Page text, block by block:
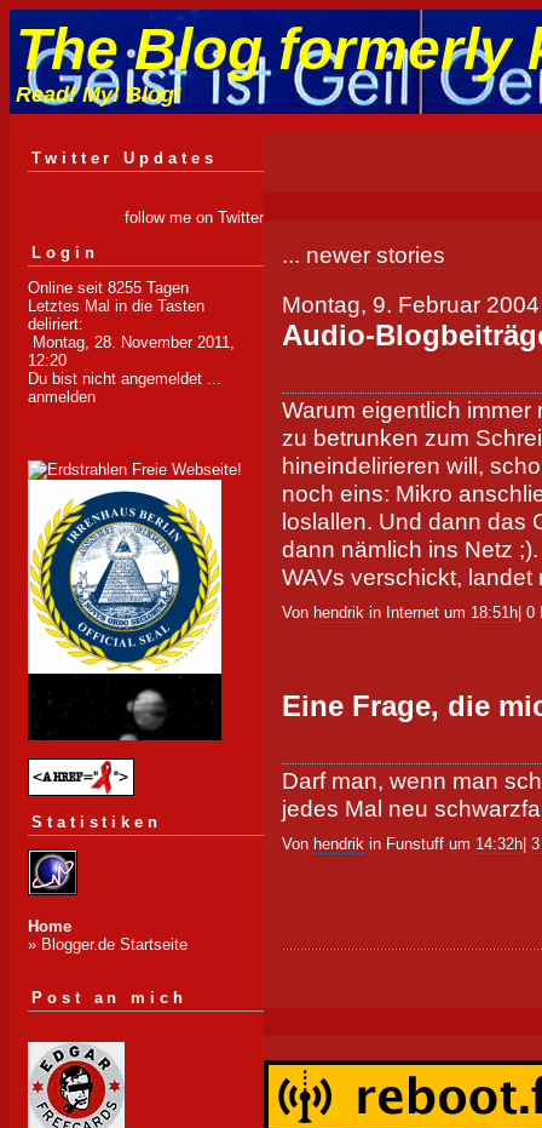
The Blog formerly
Read! My! Blog!
Twitter Updates
follow me on Twitter
Login
Online seit 8255 Tagen
Letztes Mal in die Tasten
deliriert:
Montag, 28. November 2011,
12:20
Du bist nicht angemeldet ...
anmelden
Statistiken
Home
» Blogger.de Startseite
Post an mich
... newer stories
Montag, 9. Februar 2004
Audio-
Warum eigentlich
zu betrunken zum
hineindelirieren will,
noch eins: Mikro
loslallen. Und dann das
dann nämlich ins Netz
WAVs verschickt,
Von hendrik in Internet um 18:51h |
Eine Frage, die
Darf man, wenn man
jedes Mal neu
Von hendrik in Funstuff um 14:32h